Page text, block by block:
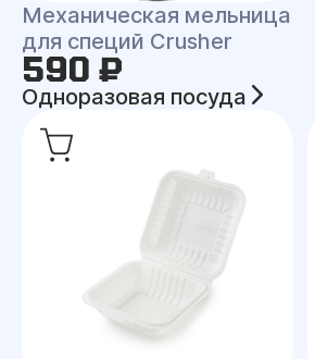
Механическая мельница
для специй Crusher
590 ₽
Одноразовая посуда